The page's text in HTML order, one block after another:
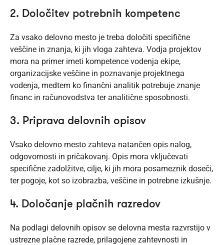
2. Določitev potrebnih kompetenc
Za vsako delovno mesto je treba določiti specifične
veščine in znanja, ki jih vloga zahteva. Vodja projektov
mora na primer imeti kompetence vodenja ekipe,
organizacijske veščine in poznavanje projektnega
vodenja, medtem ko finančni analitik potrebuje znanje
financ in računovodstva ter analitične sposobnosti.
3. Priprava delovnih opisov
Vsako delovno mesto zahteva natančen opis nalog,
odgovornosti in pričakovanj. Opis mora vključevati
specifične zadolžitve, cilje, ki jih mora posameznik doseči,
ter pogoje, kot so izobrazba, veščine in potrebne izkušnje.
4. Določanje plačnih razredov
Na podlagi delovnih opisov se delovna mesta razvrstijo v
ustrezne plačne razrede, prilagojene zahtevnosti in